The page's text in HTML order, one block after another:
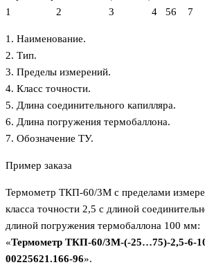
1
2 3 4 56 7
1. Наименование.
2. Тип.
3. Пределы измерений.
4. Класс точности.
5. Длина соединительного капилляра.
6. Длина погружения термобаллона.
7. Обозначение ТУ.
Пример заказа
Термометр ТКП-60/3М с пределами
класса точности 2,5 с длиной
длиной погружения термобаллона 100 мм:
«Термометр ТКП-60/3М-(-25…75)-2,5-6-
00225621.166-96».